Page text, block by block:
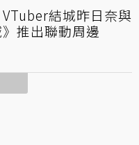
結城昨日奈與
》推出聯動周邊